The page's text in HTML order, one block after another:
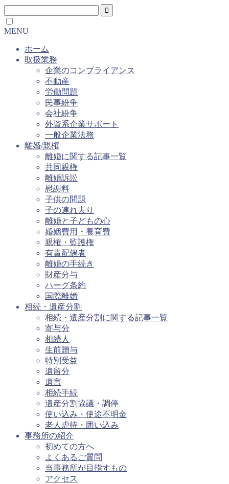
MENU
ホーム
取扱業務
企業のコンプライアンス
不動産
労働問題
民事紛争
会社紛争
外資系企業サポート
一般企業法務
離婚/親権
離婚に関する記事一覧
共同親権
離婚訴訟
慰謝料
子供の問題
子の連れ去り
離婚と子どもの心
婚姻費用・養育費
親権・監護権
有責配偶者
離婚の手続き
財産分与
ハーグ条約
国際離婚
相続・遺産分割
相続・遺産分割に関する記事一覧
寄与分
相続人
生前贈与
特別受益
遺留分
遺言
相続手続
遺産分割協議・調停
使い込み・使途不明金
老人虐待・囲い込み
事務所の紹介
初めての方へ
よくあるご質問
当事務所が目指すもの
アクセス